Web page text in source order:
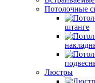
Потолочные
штанге
Люстры